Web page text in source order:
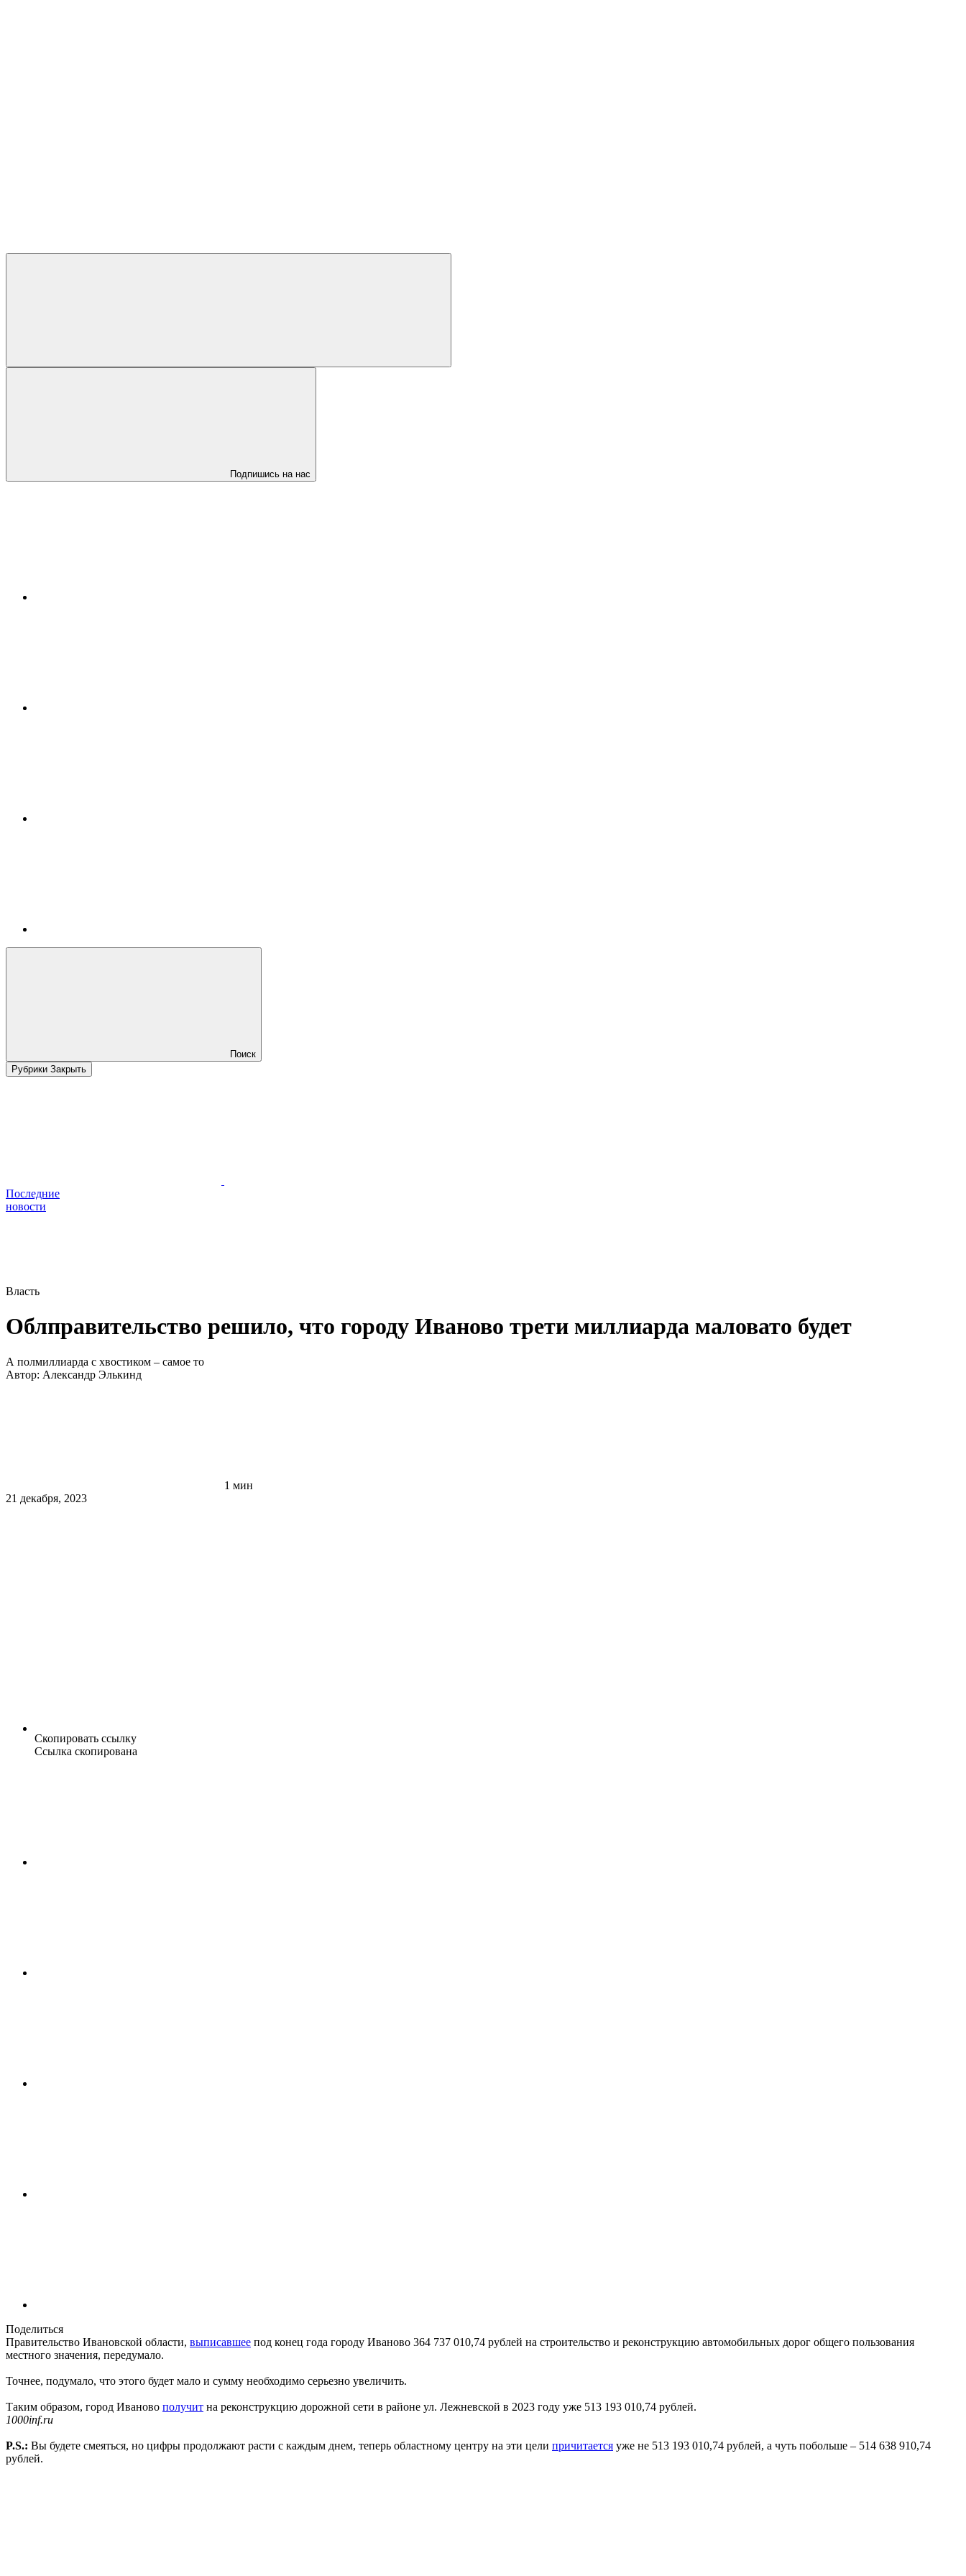
Подпишись на нас
Поиск
Рубрики Закрыть
Последние
новости
Власть
Облправительство решило, что городу Иваново трети миллиарда маловато будет
А полмиллиарда с хвостиком – самое то
Автор: Александр Элькинд
1 мин
21 декабря, 2023
Скопировать ссылку
Ссылка скопирована
Поделиться
Правительство Ивановской области, выписавшее под конец года городу Иваново 364 737 010,74 рублей на строительство и реконструкцию автомобильных дорог общего пользования
местного значения, передумало.
Точнее, подумало, что этого будет мало и сумму необходимо серьезно увеличить.
Таким образом, город Иваново получит на реконструкцию дорожной сети в районе ул. Лежневской в 2023 году уже 513 193 010,74 рублей.
1000inf.ru
P.S.: Вы будете смеяться, но цифры продолжают расти с каждым днем, теперь областному центру на эти цели причитается уже не 513 193 010,74 рублей, а чуть побольше – 514 638 910,74
рублей.